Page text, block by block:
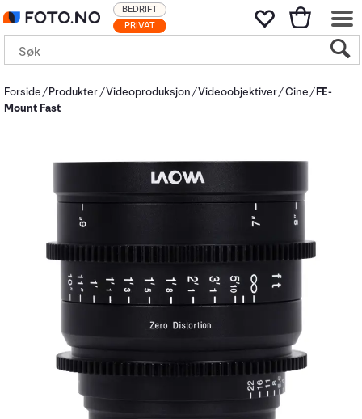
PRIVAT
BEDRIFT
Forside Produkter Videoproduksjon Videoobjektiver Cine FE-
Mount Fast